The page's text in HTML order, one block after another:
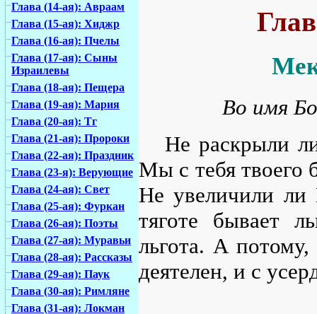
Глава (14-ая): Авраам
Глава (15-ая): Хиджр
Глава (16-ая): Пчелы
Глава (17-ая): Сыны
Израилевы
Глава (18-ая): Пещера
Глава (19-ая): Мария
Глава (20-ая): Тг
Глава (21-ая): Пророки
Глава (22-ая): Праздник
Глава (23-я): Верующие
Глава (24-ая): Свет
Глава (25-ая): Фуркан
Глава (26-ая): Поэты
Глава (27-ая): Муравьи
Глава (28-ая): Рассказы
Глава (29-ая): Паук
Глава (30-ая): Римляне
Глава (31-ая): Локман
Во имя
Не раскрыли
Мы с тебя твоего
Не увеличили
тяготе бывает
льгота. А потому,
деятелен, и с